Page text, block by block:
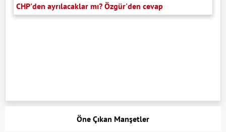
CHP'den ayrılacaklar mı? Özgür'den cevap
Öne Çıkan Manşetler